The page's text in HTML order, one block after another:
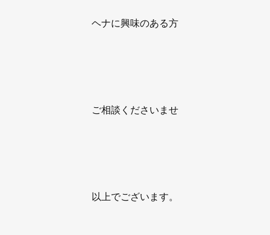
ヘナに興味のある方
ご相談くださいませ
以上でございます。